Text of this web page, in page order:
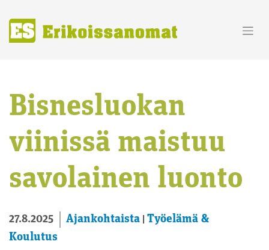
content
Bisnesluokan
viinissä maistuu
savolainen luonto
27.8.2025 Ajankohtaista Työelämä &
Koulutus